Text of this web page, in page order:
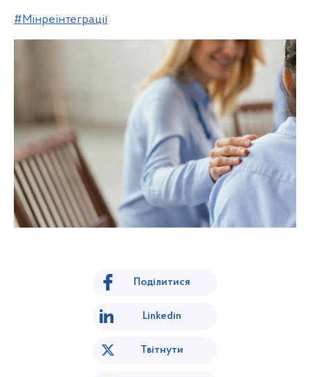
#Мінреінтеграції
Поділитися
Linkedin
Твітнути